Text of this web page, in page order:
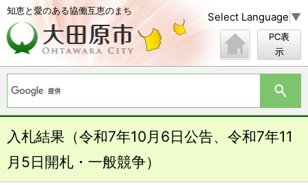
知恵と愛のある協働互恵のまち Select Language ▼
PC表
示
入札結果（令和7年10月6日公告、令和7年11
月5日開札・一般競争）